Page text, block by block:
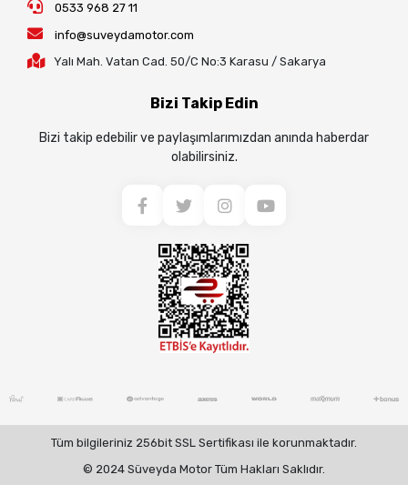
0533 968 27 11
info@suveydamotor.com
Yalı Mah. Vatan Cad. 50/C No:3 Karasu / Sakarya
Bizi Takip Edin
Bizi takip edebilir ve paylaşımlarımızdan anında haberdar
olabilirsiniz.
Tüm bilgileriniz 256bit SSL Sertifikası ile korunmaktadır.
© 2024 Süveyda Motor Tüm Hakları Saklıdır.